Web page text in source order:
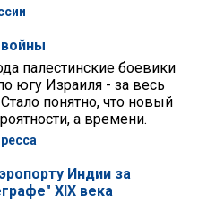
войны
палестинские боевики
югу Израиля - за весь
понятно, что новый
а времени.
Индии за
XIX века